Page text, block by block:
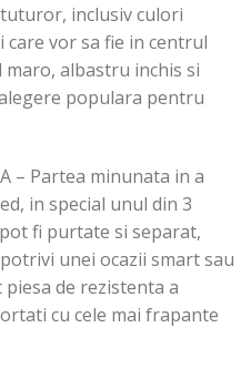
inclusiv culori
vor sa fie in centrul
albastru inchis si
populara pentru
– Partea minunata in a
in special unul din 3
fi purtate si separat,
unei ocazii smart sau
piesa de rezistenta a
cu cele mai frapante